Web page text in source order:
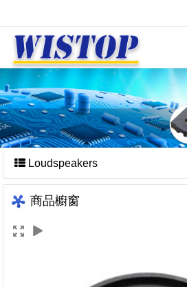
Loudspeakers
商品櫥窗